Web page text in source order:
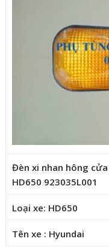
Đèn xi nhan hông
HD650 923035L001
Loại xe: HD650
Tên xe : Hyundai